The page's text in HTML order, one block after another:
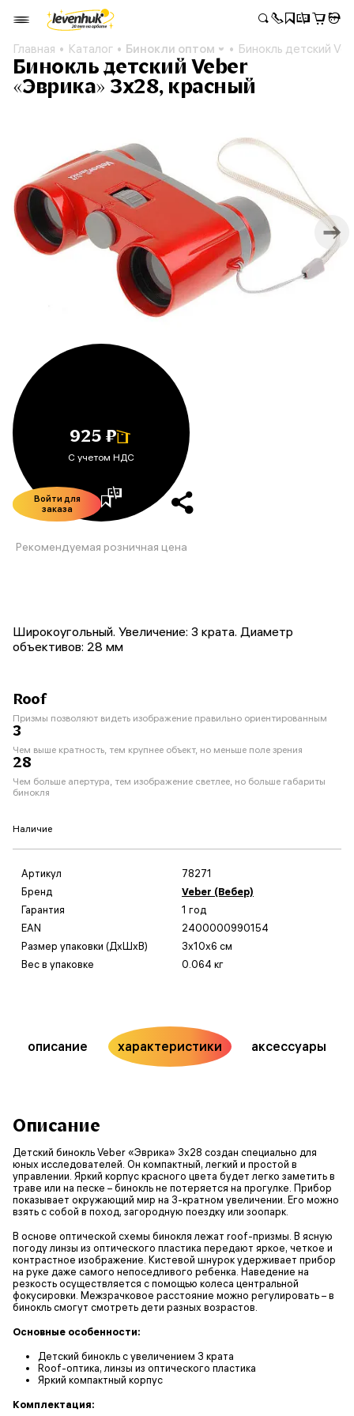
Главная Каталог Бинокли оптом Бинокль детский
Бинокль детский Veber
«Эврика» 3х28, красный
925 ₽
С учетом НДС
Войти для
заказа
Рекомендуемая розничная цена
Широкоугольный. Увеличение: 3 крата. Диаметр
объективов: 28 мм
Roof
Призмы позволяют видеть изображение правильно ориентированным
3
Чем выше кратность, тем крупнее объект, но меньше поле зрения
28
Чем больше апертура, тем изображение светлее, но больше габариты
бинокля
Наличие
Артикул
78271
Бренд
Veber (Вебер)
Гарантия
1 год
EAN
2400000990154
Размер упаковки (ДxШxВ)
3x10x6 см
Вес в упаковке
0.064 кг
описание характеристики аксессуары
Описание
Детский бинокль Veber «Эврика» 3х28 создан специально для
юных исследователей. Он компактный, легкий и простой в
управлении. Яркий корпус красного цвета будет легко заметить в
траве или на песке – бинокль не потеряется на прогулке. Прибор
показывает окружающий мир на 3-кратном увеличении. Его можно
взять с собой в поход, загородную поездку или зоопарк.
В основе оптической схемы бинокля лежат roof-призмы. В ясную
погоду линзы из оптического пластика передают яркое, четкое и
контрастное изображение. Кистевой шнурок удерживает прибор
на руке даже самого непоседливого ребенка. Наведение на
резкость осуществляется с помощью колеса центральной
фокусировки. Межзрачковое расстояние можно регулировать – в
бинокль смогут смотреть дети разных возрастов.
Основные особенности:
Детский бинокль с увеличением 3 крата
Roof-оптика, линзы из оптического пластика
Яркий компактный корпус
Комплектация: